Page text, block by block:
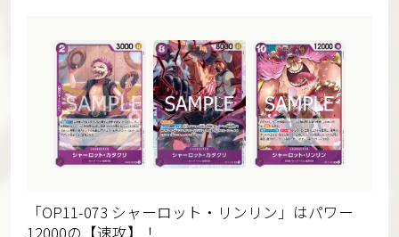
「OP11-073 シャーロット・リンリン」はパワー